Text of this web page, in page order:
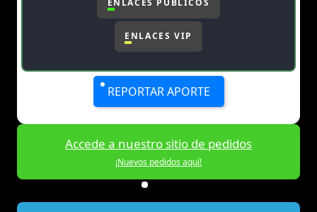
ENLACES VIP
REPORTAR APORTE
Accede a nuestro sitio de pedidos
¡Nuevos pedidos aquí!